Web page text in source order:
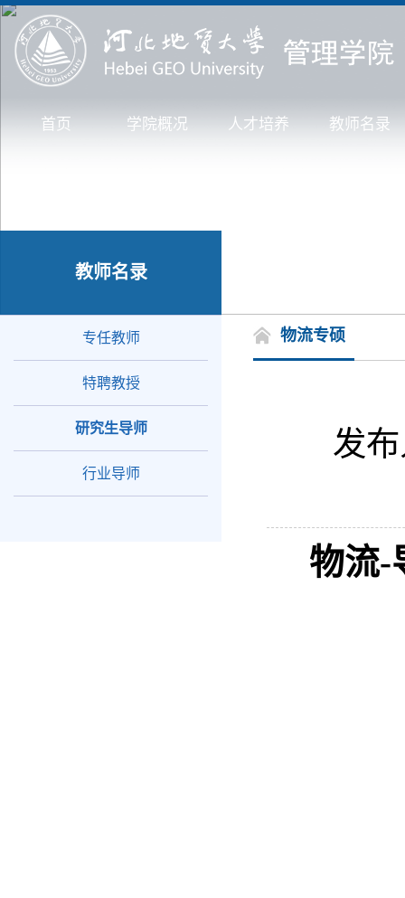
首页 学院概况 人才培养 教师名录
教师名录
专任教师
特聘教授
研究生导师
行业导师
物流专硕
发
物流-